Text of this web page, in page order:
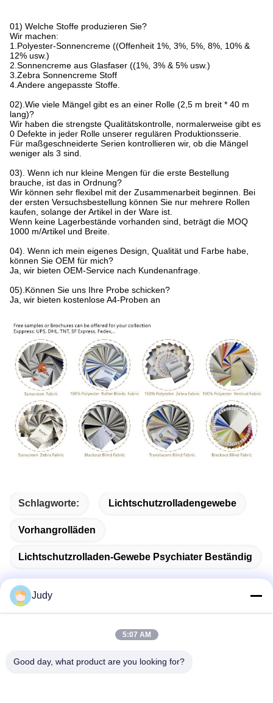
01) Welche Stoffe produzieren Sie?
Wir machen:
1.Polyester-Sonnencreme ((Offenheit 1%, 3%, 5%, 8%, 10% &
12% usw.)
2.Sonnencreme aus Glasfaser ((1%, 3% & 5% usw.)
3.Zebra Sonnencreme Stoff
4.Andere angepasste Stoffe.
02).Wie viele Mängel gibt es an einer Rolle (2,5 m breit * 40 m
lang)?
Wir haben die strengste Qualitätskontrolle, normalerweise gibt es
0 Defekte in jeder Rolle unserer regulären Produktionsserie.
Für maßgeschneiderte Serien kontrollieren wir, ob die Mängel
weniger als 3 sind.
03). Wenn ich nur kleine Mengen für die erste Bestellung
brauche, ist das in Ordnung?
Wir können sehr flexibel mit der Zusammenarbeit beginnen. Bei
der ersten Versuchsbestellung können Sie nur mehrere Rollen
kaufen, solange der Artikel in der Ware ist.
Wenn keine Lagerbestände vorhanden sind, beträgt die MOQ
1000 m/Artikel und Breite.
04). Wenn ich mein eigenes Design, Qualität und Farbe habe,
können Sie OEM für mich?
Ja, wir bieten OEM-Service nach Kundenanfrage.
05).Können Sie uns Ihre Probe schicken?
Ja, wir bieten kostenlose A4-Proben an
Schlagworte: Lichtschutzrolladengewebe
Vorhangrolläden
Lichtschutzrolladen-Gewebe Psychiater Beständig
Schnelle Kontaktaufnahme
Anschrift
Judy
5:07 AM
Good day, what product are you looking for?